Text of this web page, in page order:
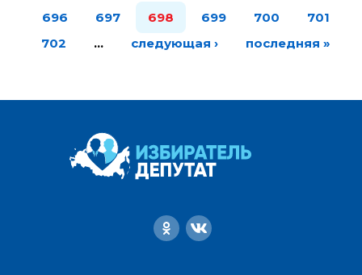
696
697 698 699 700
701
702
… следующая › последняя »